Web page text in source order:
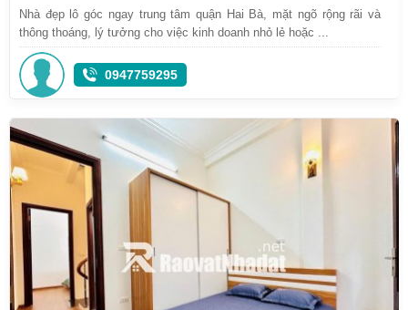
Nhà đẹp lô góc ngay trung tâm quận Hai Bà, mặt ngõ rộng rãi và
thông thoáng, lý tưởng cho việc kinh doanh nhỏ lẻ hoặc ...
0947759295